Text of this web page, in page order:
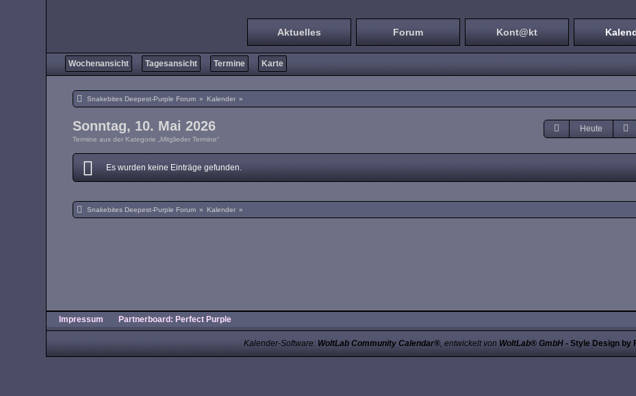
Aktuelles Forum Kont@kt
Wochenansicht Tagesansicht Termine Karte
Snakebites Deepest-Purple Forum » Kalender »
Sonntag, 10. Mai 2026
Termine aus der Kategorie „Mitglieder Termine“
Heute
Es wurden keine Einträge gefunden.
Snakebites Deepest-Purple Forum » Kalender »
Impressum Partnerboard: Perfect Purple
Kalender-Software: WoltLab Community Calendar®, entwickelt von WoltLab® GmbH